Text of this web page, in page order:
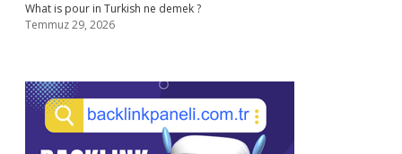
What is pour in Turkish ne demek ?
Temmuz 29, 2026